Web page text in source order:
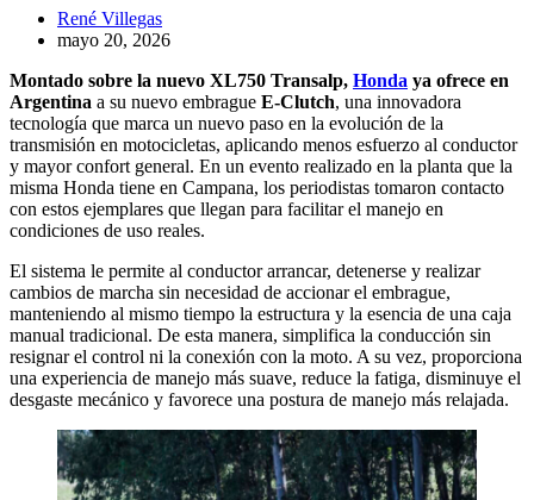
René Villegas
mayo 20, 2026
Montado sobre la nuevo XL750 Transalp, Honda ya ofrece en
Argentina a su nuevo embrague E-Clutch, una innovadora
tecnología que marca un nuevo paso en la evolución de la
transmisión en motocicletas, aplicando menos esfuerzo al conductor
y mayor confort general. En un evento realizado en la planta que la
misma Honda tiene en Campana, los periodistas tomaron contacto
con estos ejemplares que llegan para facilitar el manejo en
condiciones de uso reales.
El sistema le permite al conductor arrancar, detenerse y realizar
cambios de marcha sin necesidad de accionar el embrague,
manteniendo al mismo tiempo la estructura y la esencia de una caja
manual tradicional. De esta manera, simplifica la conducción sin
resignar el control ni la conexión con la moto. A su vez, proporciona
una experiencia de manejo más suave, reduce la fatiga, disminuye el
desgaste mecánico y favorece una postura de manejo más relajada.